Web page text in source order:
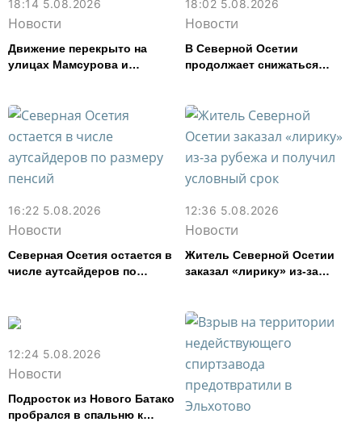
18:14 5.08.2026
Новости
Движение перекрыто на
улицах Мамсурова и
18:02 5.08.2026
Новости
В Северной Осетии
продолжает снижаться
16:22 5.08.2026
Новости
Северная Осетия остается в
числе аутсайдеров по
12:36 5.08.2026
Новости
Житель Северной Осетии
заказал «лирику» из-за
12:24 5.08.2026
Новости
Подросток из Нового Батако
пробрался в спальню к